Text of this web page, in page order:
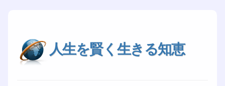
人生を賢く生きる知恵